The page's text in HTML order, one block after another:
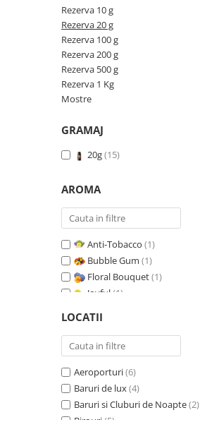
Rezerva 1 KgRezerva 10 g
Rezerva 20 g
Rezerva 100 g
Rezerva 200 g
Rezerva 500 g
Rezerva 1 Kg
Mostre
GRAMAJ
20g(15)
AROMA
Anti-Tobacco (1)
Bubble Gum (1)
Floral Bouquet(1)
Joyful (1)
Marine Breeze
Orange & Fresh Cinnamon
Oriental Amber(1)
Pure White Musc
Red Fruit Bubble
Red Grapes(1)
Relaxing Lavender
LOCATII
Aeroporturi(6)
Baruri de lux(4)
Baruri si Cluburi de Noapte(2)
Birouri (5)